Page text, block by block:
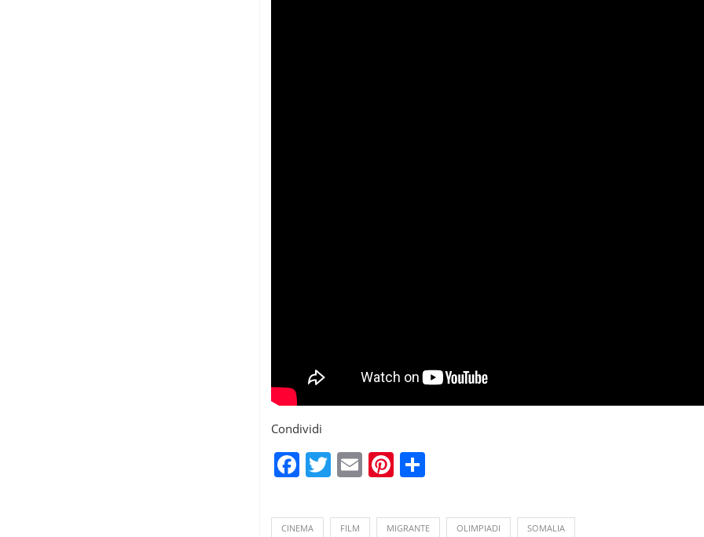
Condividi
Facebook
Twitter
EmailPinterest
CINEMA FILM MIGRANTE OLIMPIADI SOMALIA